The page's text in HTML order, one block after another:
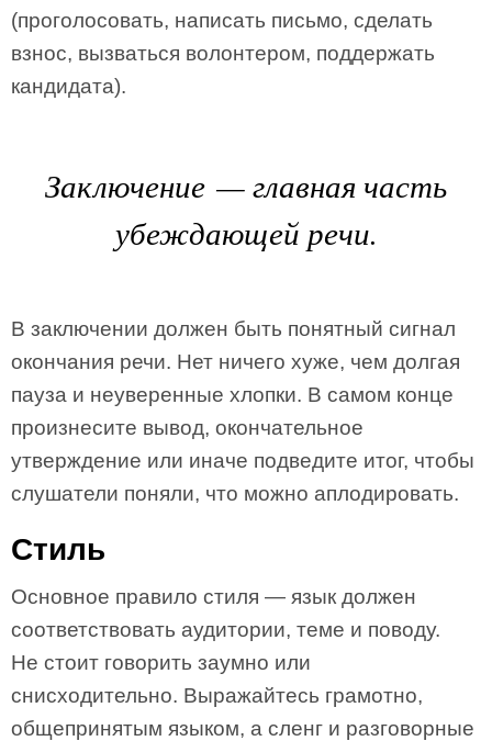
(проголосовать, написать письмо, сделать
взнос, вызваться волонтером, поддержать
кандидата).
Заключение — главная часть
убеждающей речи.
В заключении должен быть понятный сигнал
окончания речи. Нет ничего хуже, чем долгая
пауза и неуверенные хлопки. В самом конце
произнесите вывод, окончательное
утверждение или иначе подведите итог, чтобы
слушатели поняли, что можно аплодировать.
Стиль
Основное правило стиля — язык должен
соответствовать аудитории, теме и поводу.
Не стоит говорить заумно или
снисходительно. Выражайтесь грамотно,
общепринятым языком, а сленг и разговорные